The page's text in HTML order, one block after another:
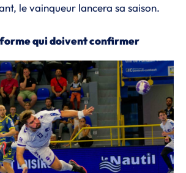
le vainqueur lancera sa saison.
forme qui doivent confirmer